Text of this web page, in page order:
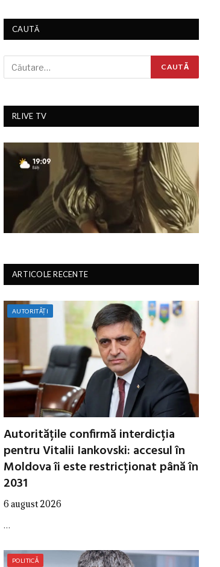
CAUTĂ
RLIVE TV
ARTICOLE RECENTE
AUTORITĂȚI
Autoritățile confirmă interdicția
pentru Vitalii Iankovski: accesul în
Moldova îi este restricționat până în
2031
6 august 2026
…
POLITICĂ